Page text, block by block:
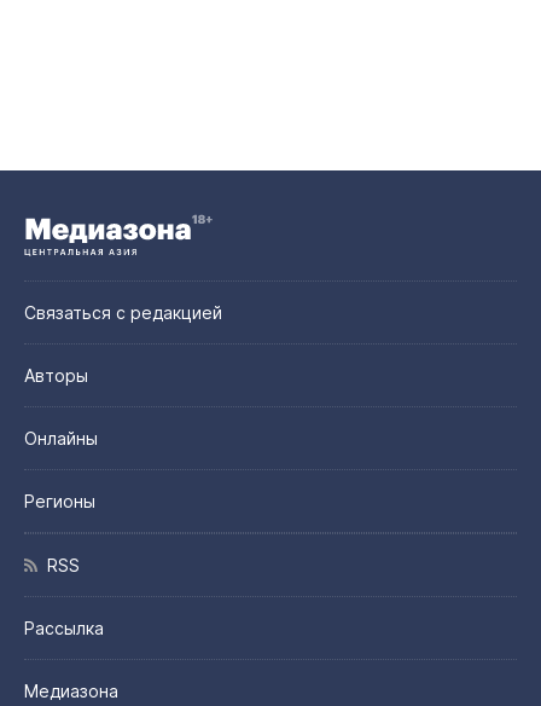
Связаться с редакцией
Авторы
Онлайны
Регионы
RSS
Рассылка
Медиазона